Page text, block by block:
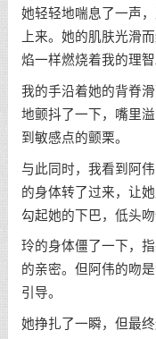
她轻轻地喘息了一声
上来。她的肌肤光滑
焰一样燃烧着我的理智
我的手沿着她的背脊
地颤抖了一下，嘴里
到敏感点的颤栗。
与此同时，我看到阿
的身体转了过来，让
勾起她的下巴，低头吻
玲的身体僵了一下，
的亲密。但阿伟的吻
引导。
她挣扎了一瞬，但最